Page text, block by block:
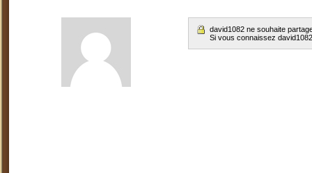
david1082 ne souhaite
Si vous connaissez